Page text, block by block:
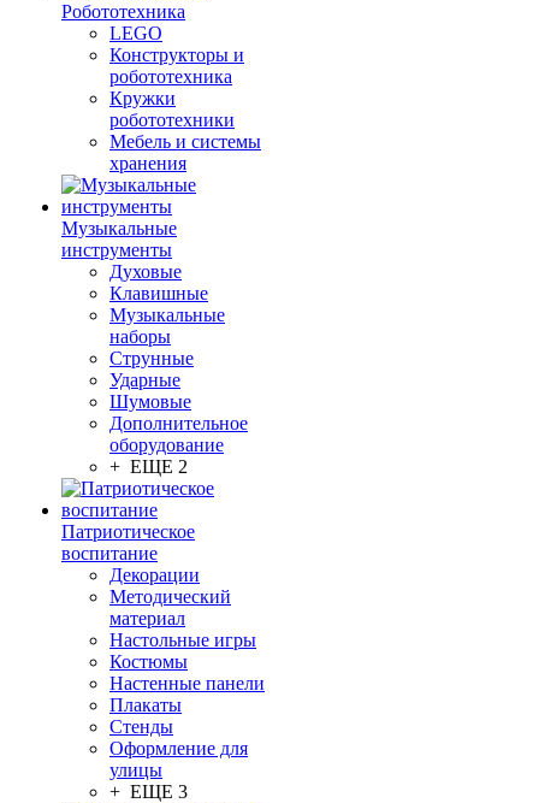
Робототехника
LEGO
Конструкторы и
робототехника
Кружки
робототехники
Мебель и системы
хранения
Музыкальные
инструменты
Духовые
Клавишные
Музыкальные
наборы
Струнные
Ударные
Шумовые
Дополнительное
оборудование
+ ЕЩЕ 2
Патриотическое
воспитание
Декорации
Методический
материал
Настольные игры
Костюмы
Настенные панели
Плакаты
Стенды
Оформление для
улицы
+ ЕЩЕ 3